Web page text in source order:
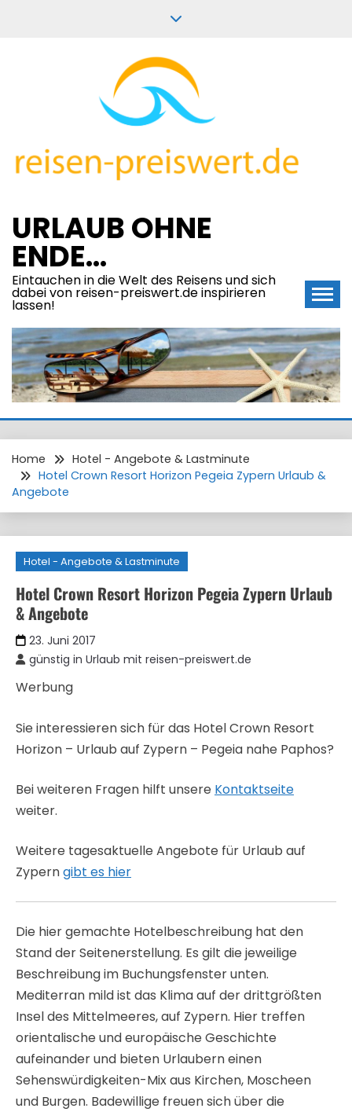
URLAUB OHNE
ENDE…
Eintauchen in die Welt des Reisens und sich
dabei von reisen-preiswert.de inspirieren
lassen!
Home
Hotel - Angebote & Lastminute
Hotel Crown Resort Horizon Pegeia Zypern Urlaub &
Angebote
Hotel - Angebote & Lastminute
Hotel Crown Resort Horizon Pegeia Zypern Urlaub
& Angebote
23. Juni 2017
günstig in Urlaub mit reisen-preiswert.de
Werbung
Sie interessieren sich für das Hotel Crown Resort
Horizon – Urlaub auf Zypern – Pegeia nahe Paphos?
Bei weiteren Fragen hilft unsere Kontaktseite
weiter.
Weitere tagesaktuelle Angebote für Urlaub auf
Zyperngibt es hier
Die hier gemachte Hotelbeschreibung hat den
Stand der Seitenerstellung. Es gilt die jeweilige
Beschreibung im Buchungsfenster unten.
Mediterran mild ist das Klima auf der drittgrößten
Insel des Mittelmeeres, auf Zypern. Hier treffen
orientalische und europäische Geschichte
aufeinander und bieten Urlaubern einen
Sehenswürdigkeiten-Mix aus Kirchen, Moscheen
und Burgen. Badewillige freuen sich über die